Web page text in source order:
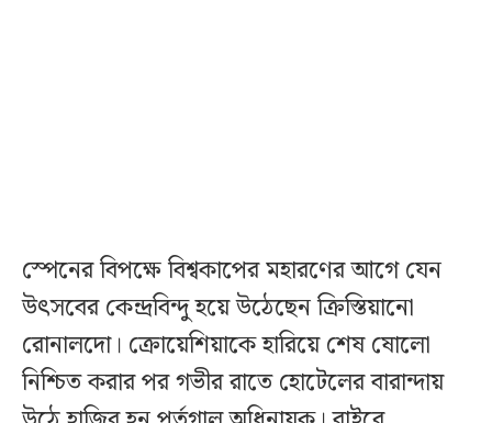
স্পেনের বিপক্ষে বিশ্বকাপের মহারণের আগে যেন
উৎসবের কেন্দ্রবিন্দু হয়ে উঠেছেন ক্রিস্তিয়ানো
রোনালদো। ক্রোয়েশিয়াকে হারিয়ে শেষ ষোলো
নিশ্চিত করার পর গভীর রাতে হোটেলের বারান্দায়